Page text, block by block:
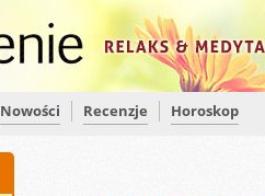
Nowości Recenzje Horoskop